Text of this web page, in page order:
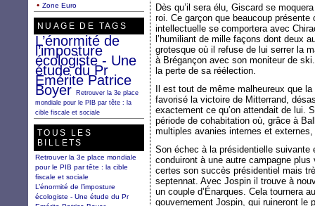
Dès qu’il sera élu, Giscard se
roi. Ce garçon que beaucoup
intellectuelle se comportera avec
l’humiliant de mille façons dont deux
grotesque où il refuse de lui serrer la
à Brégançon avec son moniteur de
la perte de sa réélection.
Il est tout de même malheureux que
favorisé la victoire de Mitterrand,
exactement ce qu’on attendait de lui.
période de cohabitation où, grâce à
multiples avanies internes et
Son échec à la présidentielle suivante
conduiront à une autre campagne
certes son succès présidentiel mais
septennat. Avec Jospin il trouve à
un couple d’Énarques. Cela tournera
gouvernement Jospin, qui ruineront le
Zone Euro
NUAGE DE TAGS
L’énormité de
l’imposture
écologiste - Une
étude du Pr
Emérite Patrice
BoyerRetrouver la 3e place
mondiale pour le PIB par tête : la
cible fiscale et sociale
TOUS LES
BILLETS
Retrouver la 3e place mondiale
pour le PIB par tête : la cible
fiscale et sociale
L’énormité de l’imposture
écologiste - Une étude du Pr